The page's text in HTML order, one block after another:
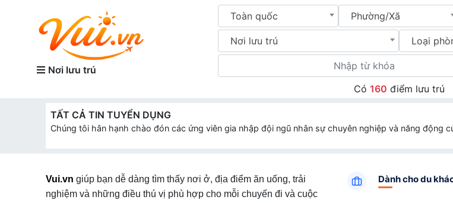
Nơi lưu trú
Toàn quốc Phường/Xã
Nơi lưu trú Loại
Có 160 điểm lưu trú
TẤT CẢ TIN TUYỂN DỤNG
Chúng tôi hân hạnh chào đón các ứng viên gia nhập đội ngũ nhân sự chuyên nghiệp và năng động
Vui.vn giúp bạn dễ dàng tìm thấy nơi ở, địa điểm ăn uống, trải
nghiệm và những điều thú vị phù hợp cho mỗi chuyến đi và cuộc
Dành cho du